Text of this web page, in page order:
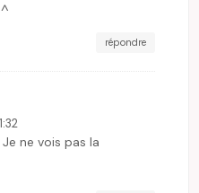
répondre
ne vois pas la